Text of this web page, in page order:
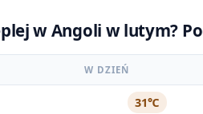
w Angoli w lutym?
W DZIEŃ
31℃